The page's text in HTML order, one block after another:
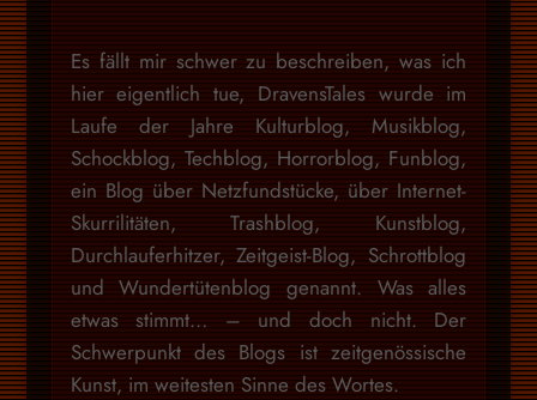
Es fällt mir schwer zu beschreiben, was ich
hier eigentlich tue, DravensTales wurde im
Laufe der Jahre Kulturblog, Musikblog,
Schockblog, Techblog, Horrorblog, Funblog,
ein Blog über Netzfundstücke, über Internet-
Skurrilitäten, Trashblog, Kunstblog,
Durchlauferhitzer, Zeitgeist-Blog, Schrottblog
und Wundertütenblog genannt. Was alles
etwas stimmt… – und doch nicht. Der
Schwerpunkt des Blogs ist zeitgenössische
Kunst, im weitesten Sinne des Wortes.